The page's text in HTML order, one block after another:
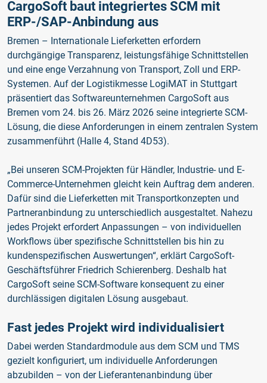
CargoSoft baut integriertes SCM mit
ERP-/SAP-Anbindung aus
Bremen – Internationale Lieferketten erfordern
durchgängige Transparenz, leistungsfähige Schnittstellen
und eine enge Verzahnung von Transport, Zoll und ERP-
Systemen. Auf der Logistikmesse LogiMAT in Stuttgart
präsentiert das Softwareunternehmen CargoSoft aus
Bremen vom 24. bis 26. März 2026 seine integrierte SCM-
Lösung, die diese Anforderungen in einem zentralen System
zusammenführt (Halle 4, Stand 4D53).
„Bei unseren SCM-Projekten für Händler, Industrie- und E-
Commerce-Unternehmen gleicht kein Auftrag dem anderen.
Dafür sind die Lieferketten mit Transportkonzepten und
Partneranbindung zu unterschiedlich ausgestaltet. Nahezu
jedes Projekt erfordert Anpassungen – von individuellen
Workflows über spezifische Schnittstellen bis hin zu
kundenspezifischen Auswertungen“, erklärt CargoSoft-
Geschäftsführer Friedrich Schierenberg. Deshalb hat
CargoSoft seine SCM-Software konsequent zu einer
durchlässigen digitalen Lösung ausgebaut.
Fast jedes Projekt wird individualisiert
Dabei werden Standardmodule aus dem SCM und TMS
gezielt konfiguriert, um individuelle Anforderungen
abzubilden – von der Lieferantenanbindung über